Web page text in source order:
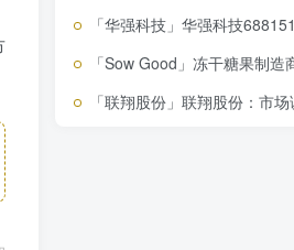
「华强科技」华强科技688151：军工防化龙头，国防增
「Sow Good」冻干糖果制造商SOWG，创新力MAX，市场
「联翔股份」联翔股份：市场调整下的智能家居新秀，盈